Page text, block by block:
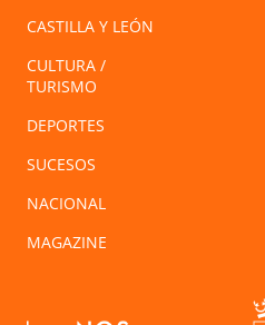
CASTILLA Y LEÓN
CULTURA /
TURISMO
DEPORTES
SUCESOS
NACIONAL
MAGAZINE